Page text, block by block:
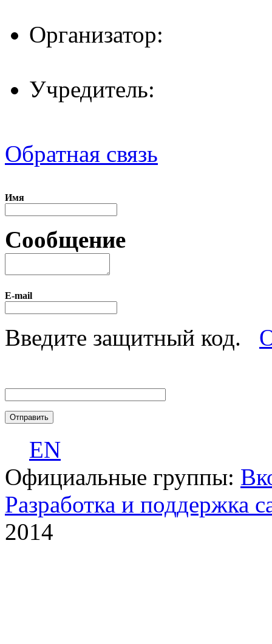
Организатор:
Учредитель:
Обратная связь
Имя
Сообщение
E-mail
Введите защитный код.
EN
Официальные группы:
Разработка и поддержка
2014